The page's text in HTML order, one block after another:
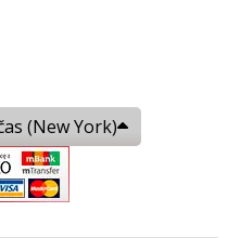
(New York)